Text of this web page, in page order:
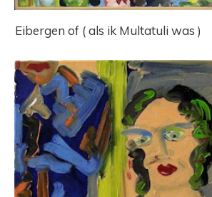
Eibergen of ( als ik Multatuli was )